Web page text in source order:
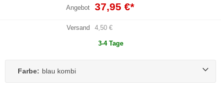
Angebot 37,95 €*
Versand 4,50 €
3-4 Tage
Farbe: blau kombi